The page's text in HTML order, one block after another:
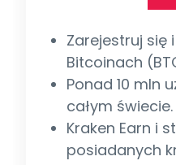
Zarejestruj się
Bitcoinach
Ponad 10 mln
całym świecie.
Kraken Earn i
posiadanych